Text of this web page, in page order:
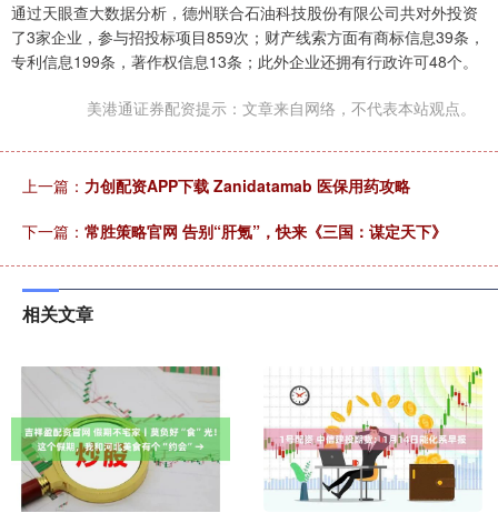
通过天眼查大数据分析，德州联合石油科技股份有限公司共对外投资
了3家企业，参与招投标项目859次；财产线索方面有商标信息39条，
专利信息199条，著作权信息13条；此外企业还拥有行政许可48个。
美港通证券配资提示：文章来自网络，不代表本站观点。
上一篇： 力创配资APP下载 Zanidatamab 医保用药攻略
下一篇： 常胜策略官网 告别“肝氪”，快来《三国：谋定天下》
相关文章